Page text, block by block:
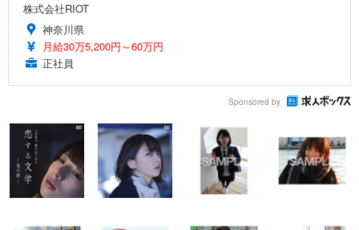
株式会社RIOT
神奈川県
月給30万5,200円～60万円
正社員
Sponsored by